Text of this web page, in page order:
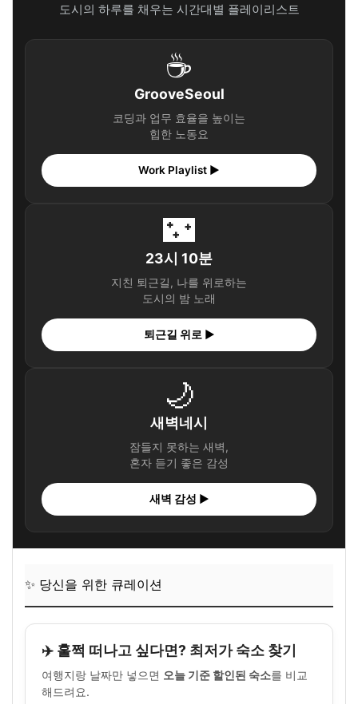
도시의 하루를 채우는 시간대별 플레이리스트
☕
GrooveSeoul
코딩과 업무 효율을 높이는
힙한 노동요
Work Playlist ▶
🌃
23시 10분
지친 퇴근길, 나를 위로하는
도시의 밤 노래
퇴근길 위로 ▶
🌙
새벽네시
잠들지 못하는 새벽,
혼자 듣기 좋은 감성
새벽 감성 ▶
✨ 당신을 위한 큐레이션
✈️ 훌쩍 떠나고 싶다면? 최저가 숙소 찾기
여행지랑 날짜만 넣으면 오늘 기준 할인된 숙소를 비교
해드려요.